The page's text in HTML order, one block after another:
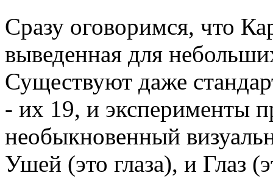
Сразу оговоримся, что
выведенная для
Существуют даже
- их 19, и эксперименты
необыкновенный
Ушей (это глаза), и Глаз